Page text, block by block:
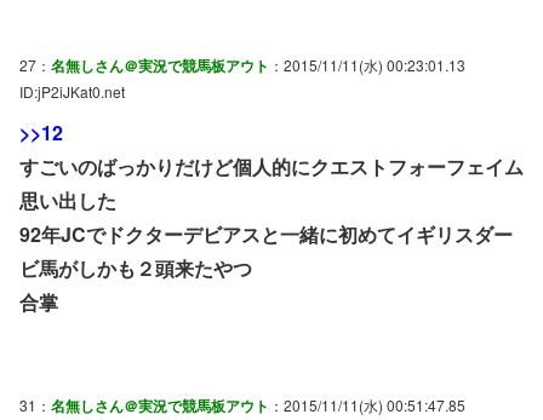
27： 名無しさん＠実況で競馬板アウト ：2015/11/11(水) 00:23:01.13
ID:jP2iJKat0.net
>>12
すごいのばっかりだけど個人的にクエストフォーフェイム
思い出した
92年JCでドクターデビアスと一緒に初めてイギリスダー
ビ馬がしかも２頭来たやつ
合掌
31： 名無しさん＠実況で競馬板アウト ：2015/11/11(水) 00:51:47.85